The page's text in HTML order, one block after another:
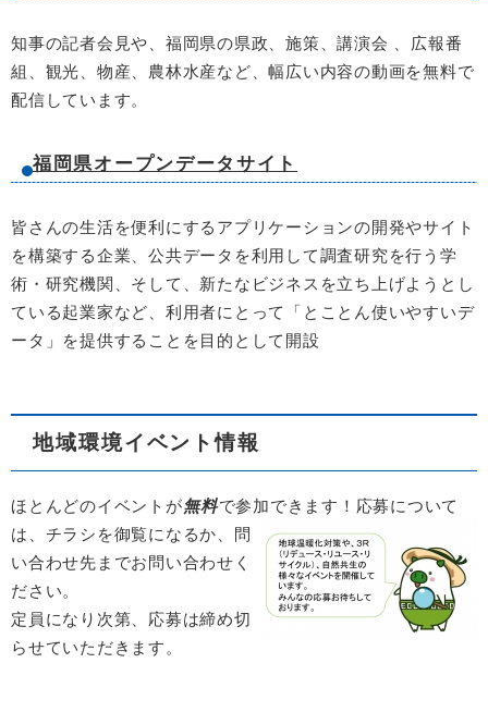
知事の記者会見や、福岡県の県政、施策、講演会 、広報番
組、観光、物産、農林水産など、幅広い内容の動画を無料で
配信しています。
福岡県オープンデータサイト
皆さんの生活を便利にするアプリケーションの開発やサイト
を構築する企業、公共データを利用して調査研究を行う学
術・研究機関、そして、新たなビジネスを立ち上げようとし
ている起業家など、利用者にとって「とことん使いやすいデ
ータ」を提供することを目的として開設
地域環境イベント情報
ほとんどのイベントが無料で参加できます！ 応募について
は、チラシを御覧になるか、問
い合わせ先までお問い合わせく
ださい。
定員になり次第、応募は締め切
らせていただきます。